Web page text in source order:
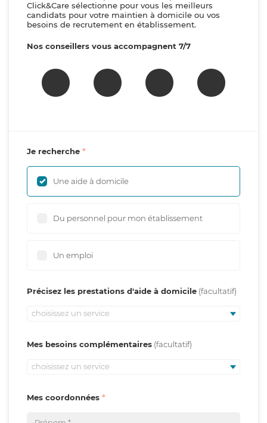
Click&Care sélectionne pour vous les meilleurs
candidats pour votre maintien à domicile ou vos
besoins de recrutement en établissement.
Nos conseillers vous accompagnent 7/7
Je recherche
Une aide à domicile
Du personnel pour mon établissement
Un emploi
Précisez les prestations d'aide à domicile
choisissez un service
Mes besoins complémentaires
choisissez un service
Mes coordonnées